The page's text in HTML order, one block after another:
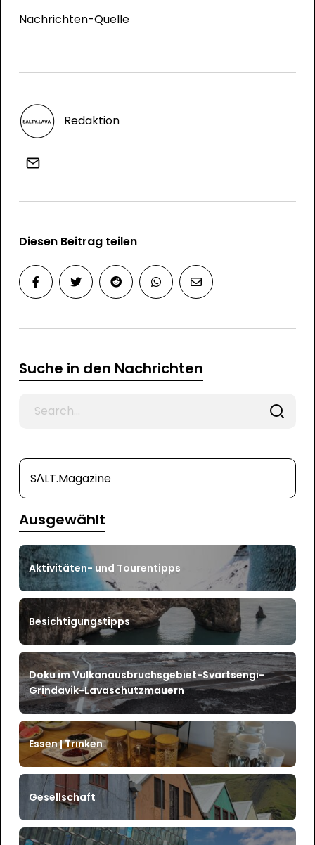
Nachrichten-Quelle
Redaktion
Diesen Beitrag teilen
Suche in den Nachrichten
SΛLT.Magazine
Ausgewählt
Aktivitäten- und Tourentipps
Besichtigungstipps
Doku im Vulkanausbruchsgebiet-Svartsengi-
Grindavik-Lavaschutzmauern
Essen | Trinken
Gesellschaft